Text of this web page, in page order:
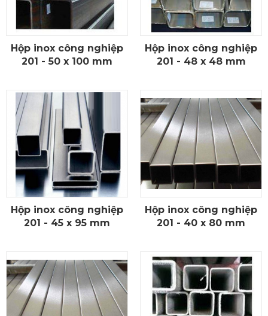
CHI TIẾT
Hộp inox công nghiệp
201 - 50 x 100 mm
CHI TIẾT
Hộp inox công nghiệp
201 - 48 x 48 mm
CHI TIẾT
Hộp inox công nghiệp
201 - 45 x 95 mm
CHI TIẾT
Hộp inox công nghiệp
201 - 40 x 80 mm